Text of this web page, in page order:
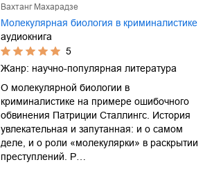
Вахтанг Махарадзе
Молекулярная биология в криминалистике
аудиокнига
5
Жанр: научно-популярная литература
О молекулярной биологии в
криминалистике на примере ошибочного
обвинения Патриции Сталлингс. История
увлекательная и запутанная: и о самом
деле, и о роли «молекулярки» в раскрытии
преступлений. Р…